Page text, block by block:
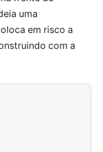
uma
em risco a
com a